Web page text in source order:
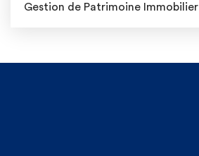
Gestion de Patrimoine Immobilier